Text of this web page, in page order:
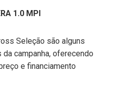
1.0 MPI
Seleção são alguns
campanha, oferecendo
e financiamento